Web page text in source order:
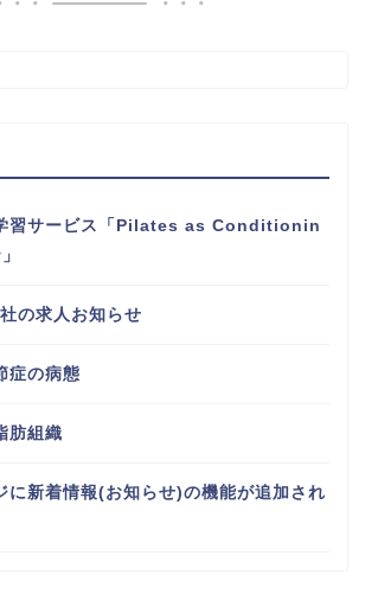
習サービス「Pilates as Conditionin
の求人お知らせ
症の病態
肪組織
に新着情報(お知らせ)の機能が追加され